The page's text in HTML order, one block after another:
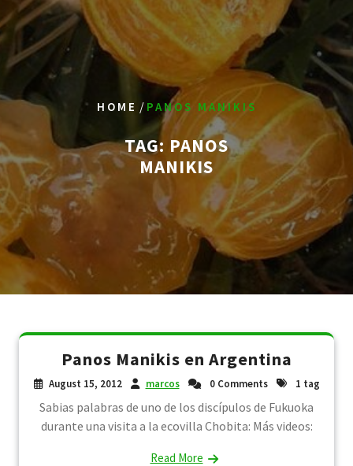
HOME / PANOS MANIKIS
TAG: PANOS
MANIKIS
Panos Manikis en Argentina
August 15, 2012 marcos 0 Comments 1 tag
Sabias palabras de uno de los discípulos de Fukuoka
durante una visita a la ecovilla Chobita: Más videos:
Read More